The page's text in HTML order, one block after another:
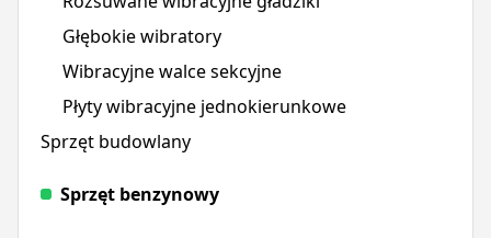
Głębokie wibratory
Wibracyjne walce sekcyjne
Płyty wibracyjne jednokierunkowe
Sprzęt budowlany
Sprzęt benzynowy